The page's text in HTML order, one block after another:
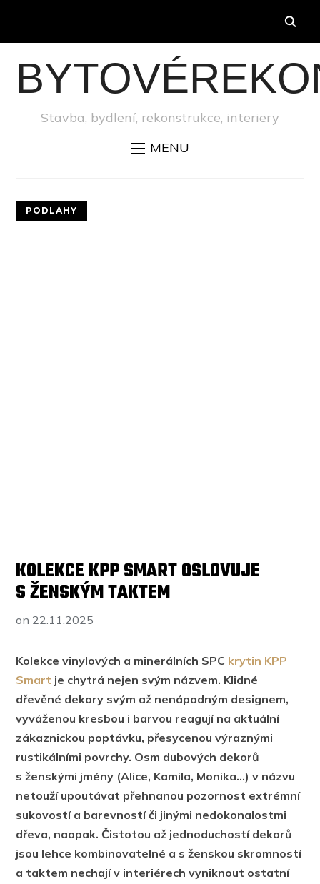
Stavba, bydlení, rekonstrukce, interiery
MENU
PODLAHY
KOLEKCE KPP SMART OSLOVUJE
S ŽENSKÝM TAKTEM
on 22.11.2025
Kolekce vinylových a minerálních SPC krytin KPP
Smart je chytrá nejen svým názvem. Klidné
dřevěné dekory svým až nenápadným designem,
vyváženou kresbou i barvou reagují na aktuální
zákaznickou poptávku, přesycenou výraznými
rustikálními povrchy. Osm dubových dekorů
s ženskými jmény (Alice, Kamila, Monika…) v názvu
netouží upoutávat přehnanou pozornost extrémní
sukovostí a barevností či jinými nedokonalostmi
dřeva, naopak. Čistotou až jednoduchostí dekorů
jsou lehce kombinovatelné a s ženskou skromností
a taktem nechají v interiérech vyniknout ostatní